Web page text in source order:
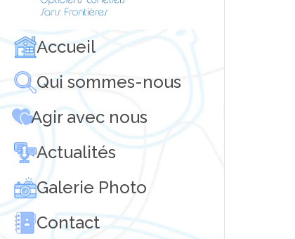
Accueil
Qui sommes-nous
Agir avec nous
Actualités
Galerie Photo
Contact